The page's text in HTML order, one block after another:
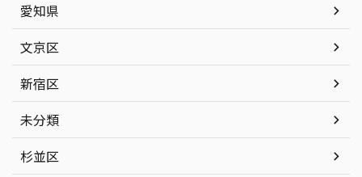
愛知県
文京区
新宿区
未分類
杉並区